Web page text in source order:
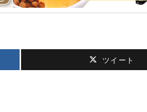
ツイート